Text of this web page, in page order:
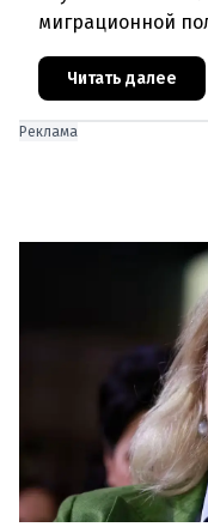
миграционной
эксперт по
архитекторов
Читать далее
Реклама